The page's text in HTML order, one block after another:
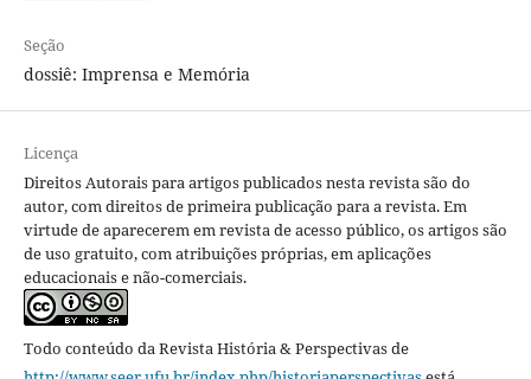
Seção
dossiê: Imprensa e Memória
Licença
Direitos Autorais para artigos publicados nesta revista são do
autor, com direitos de primeira publicação para a revista. Em
virtude de aparecerem em revista de acesso público, os artigos são
de uso gratuito, com atribuições próprias, em aplicações
educacionais e não-comerciais.
Todo conteúdo da Revista História & Perspectivasde